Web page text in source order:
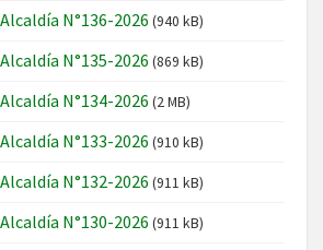
N°136-2026 (940 kB)
N°135-2026 (869 kB)
N°134-2026 (2 MB)
N°133-2026 (910 kB)
N°132-2026 (911 kB)
N°130-2026 (911 kB)